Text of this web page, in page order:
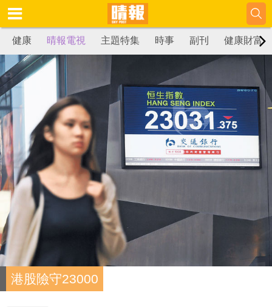
健康 晴報電視 主題特集 時事 副刊 健康財富
港股險守23000